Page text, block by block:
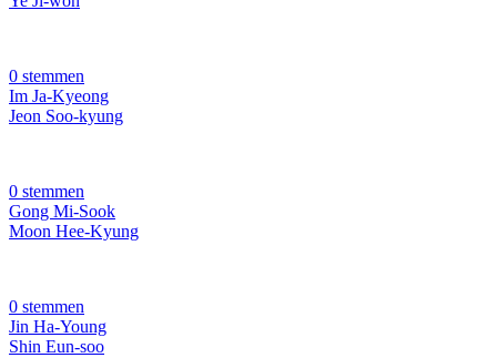
0 stemmen
Im Ja-Kyeong
Jeon Soo-kyung
0 stemmen
Gong Mi-Sook
Moon Hee-Kyung
0 stemmen
Jin Ha-Young
Shin Eun-soo